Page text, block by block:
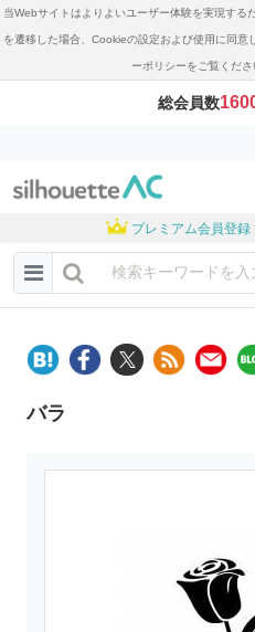
当Webサイトはよりよいユーザー体験を実現する
を遷移した場合、Cookieの設定および使用に同
ーポリシーをご覧くださ
総会員数
プレミアム会員登録
バラ